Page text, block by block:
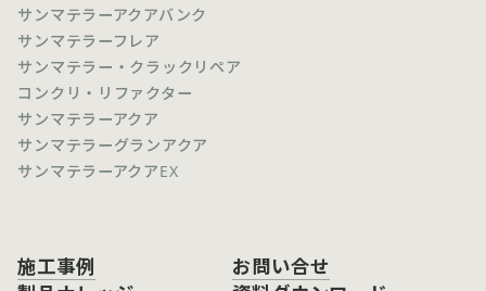
サンマテラーアクアバンク
サンマテラーフレア
サンマテラー・クラックリペア
コンクリ・リファクター
サンマテラーアクア
サンマテラーグランアクア
サンマテラーアクアEX
施工事例
お問い合せ